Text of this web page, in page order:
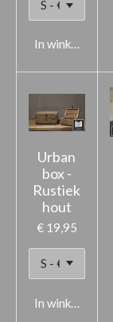
In winkelwagen
Urban
box -
Rustiek
hout
€ 19,95
In winkelwagen